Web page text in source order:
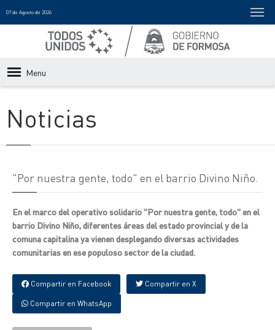
07 de Agosto de 2026
Menu
Noticias
"Por nuestra gente, todo" en el barrio Divino Niño.
En el marco del operativo solidario "Por nuestra gente, todo" en el
barrio Divino Niño, diferentes áreas del estado provincial y de la
comuna capitalina ya vienen desplegando diversas actividades
comunitarias en ese populoso sector de la ciudad.
Compartir en Facebook Compartir en X
Compartir en WhatsApp